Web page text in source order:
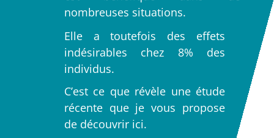
nombreuses situations.
Elle a toutefois des effets
indésirables chez 8% des
individus.
C’est ce que révèle une étude
récente que je vous propose
de découvrir ici.